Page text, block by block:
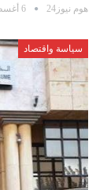
هوم نيوز24 6 أغسطس, 2026
سياسة واقتصاد